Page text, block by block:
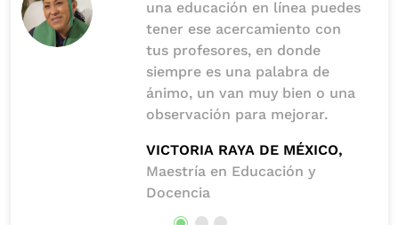
una educación en línea puedes
tener ese acercamiento con
tus profesores, en donde
siempre es una palabra de
ánimo, un van muy bien o una
observación para mejorar.
VICTORIA RAYA DE MÉXICO,
Maestría en Educación y
Docencia